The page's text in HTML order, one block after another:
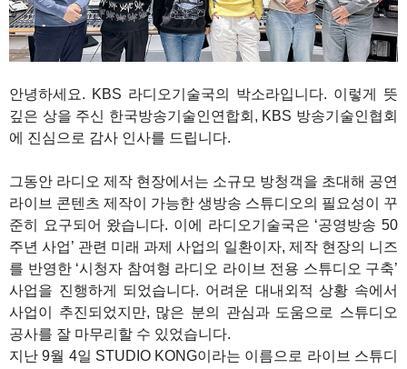
안녕하세요. KBS 라디오기술국의 박소라입니다. 이렇게 뜻
깊은 상을 주신 한국방송기술인연합회, KBS 방송기술인협회
에 진심으로 감사 인사를 드립니다.
그동안 라디오 제작 현장에서는 소규모 방청객을 초대해 공연
라이브 콘텐츠 제작이 가능한 생방송 스튜디오의 필요성이 꾸
준히 요구되어 왔습니다. 이에 라디오기술국은 ‘공영방송 50
주년 사업’ 관련 미래 과제 사업의 일환이자, 제작 현장의 니즈
를 반영한 ‘시청자 참여형 라디오 라이브 전용 스튜디오 구축’
사업을 진행하게 되었습니다. 어려운 대내외적 상황 속에서
사업이 추진되었지만, 많은 분의 관심과 도움으로 스튜디오
공사를 잘 마무리할 수 있었습니다.
지난 9월 4일 STUDIO KONG이라는 이름으로 라이브 스튜디